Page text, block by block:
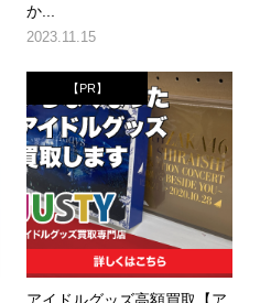
か...
2023.11.15
【PR】